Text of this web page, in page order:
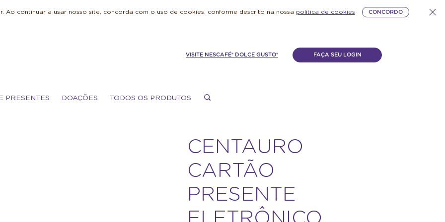
Ao continuar a usar nosso site, concorda com o uso de cookies, conforme descrito na nossa política de cookies CONCORDO
VISITE NESCAFÉ® DOLCE GUSTO® FAÇA SEU LOGIN
PRESENTES DOAÇÕES TODOS OS PRODUTOS
CENTAURO
CARTÃO
PRESENTE